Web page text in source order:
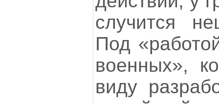
случится
Под
военных»,
виду